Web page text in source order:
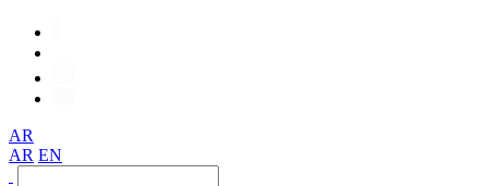
AR
AR EN